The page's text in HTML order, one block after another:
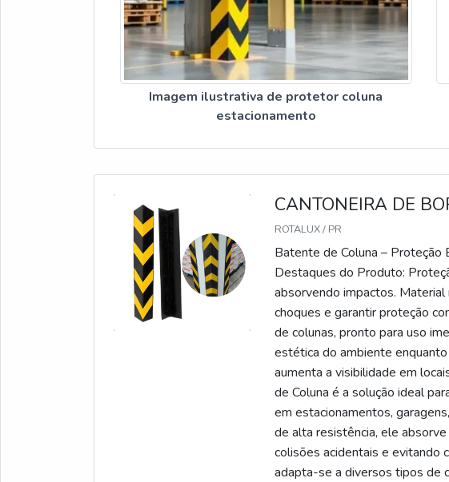
Imagem ilustrativa de protetor coluna
estacionamento
CANTONEIRA DE
ROTALUX / PR
Batente de Coluna – Proteção
Destaques do Produto:
absorvendo impactos.
choques e garantir proteção
de colunas, pronto para uso
estética do ambiente
aumenta a visibilidade em
de Coluna é a solução ideal
em estacionamentos,
de alta resistência, ele
colisões acidentais e evitando
adapta-se a diversos tipos de